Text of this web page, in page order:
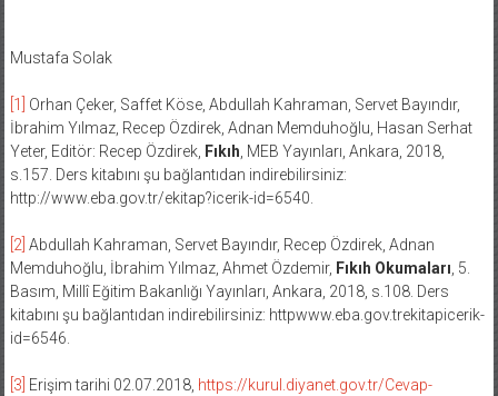
Mustafa Solak
[1]
Orhan Çeker, Saffet Köse, Abdullah Kahraman, Servet Bayındır,
İbrahim Yılmaz, Recep Özdirek, Adnan Memduhoğlu, Hasan Serhat
Yeter, Editör: Recep Özdirek, Fıkıh , MEB Yayınları, Ankara, 2018,
s.157. Ders kitabını şu bağlantıdan indirebilirsiniz:
http://www.eba.gov.tr/ekitap?icerik-id=6540.
[2] Abdullah Kahraman, Servet Bayındır, Recep Özdirek, Adnan
Memduhoğlu, İbrahim Yılmaz, Ahmet Özdemir, Fıkıh Okumaları , 5.
Basım, Millî Eğitim Bakanlığı Yayınları, Ankara, 2018, s.108. Ders
kitabını şu bağlantıdan indirebilirsiniz: httpwww.eba.gov.trekitapicerik-
id=6546.
[3] Erişim tarihi 02.07.2018, https://kurul.diyanet.gov.tr/Cevap-